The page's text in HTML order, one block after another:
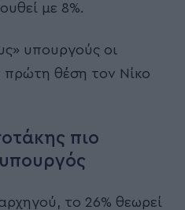
με 8%.
υπουργούς οι
πρώτη θέση τον Νίκο
πιο
το 26% θεωρεί